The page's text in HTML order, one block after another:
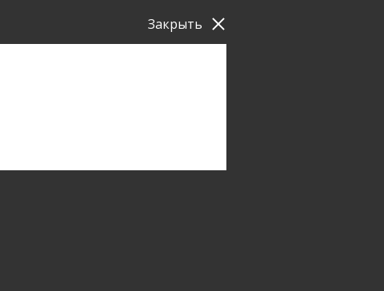
Закрыть